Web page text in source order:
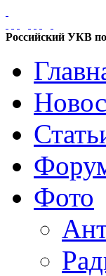
Российский УКВ
Фото